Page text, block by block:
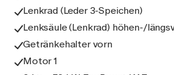
Lenkrad (Leder 3-Speichen)
Lenksäule (Lenkrad) höhen-/
Getränkehalter vorn
Motor 1